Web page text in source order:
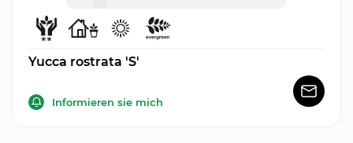
Yucca rostrata 'S'
Informieren sie mich